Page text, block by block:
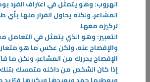
الهروب: وهو يتمثل في اعتراف الفرد
المشاعر، ولكنه يحاول الفرار منها
تركيزه معها.
التعبير: وهو الذي يتمثل في التعامل
والإفصاح عنه، ولكن عكس ما هو
الإفصاح يحررك من المشاعر، ولكن ما
إذا كان الشخص من داخله متمسك